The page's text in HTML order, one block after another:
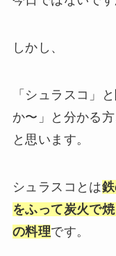
しかし、
「シュラスコ」
か〜」と分かる
と思います。
シュラスコとは
をふって炭火で
の料理です。